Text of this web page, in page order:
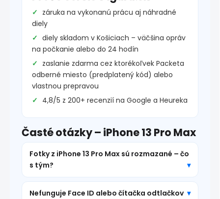
záruka na vykonanú prácu aj náhradné
diely
diely skladom v Košiciach – väčšina opráv
na počkanie alebo do 24 hodín
zaslanie zdarma cez ktorékoľvek Packeta
odberné miesto (predplatený kód) alebo
vlastnou prepravou
4,8/5 z 200+ recenzií na Google a Heureka
Časté otázky – iPhone 13 Pro Max
Fotky z iPhone 13 Pro Max sú rozmazané – čo
s tým?
Nefunguje Face ID alebo čítačka odtlačkov